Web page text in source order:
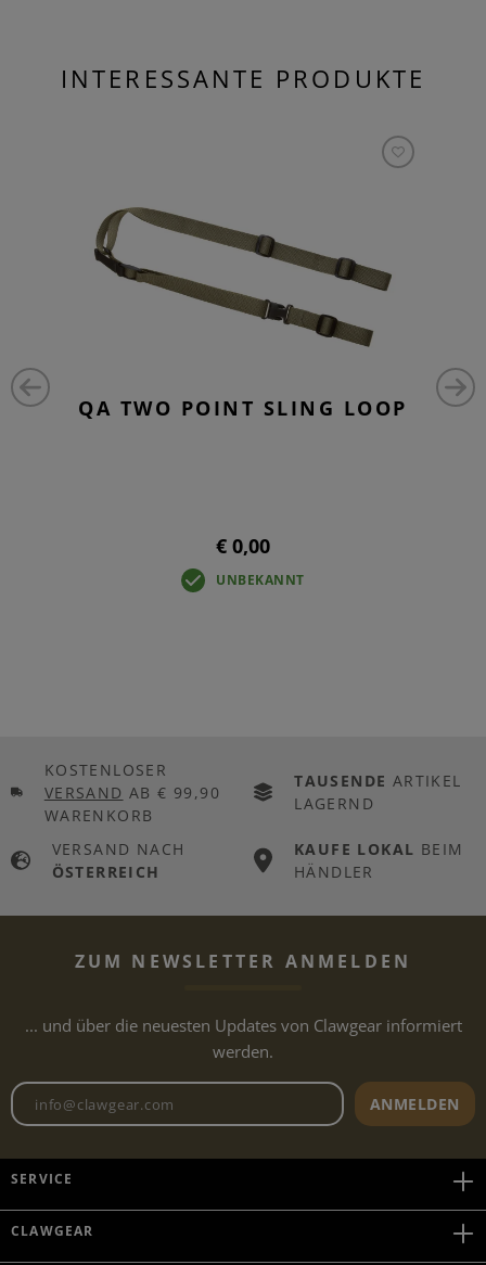
INTERESSANTE PRODUKTE
QA TWO POINT SLING LOOP
€ 0,00
UNBEKANNT
KOSTENLOSER
VERSAND AB € 99,90
WARENKORB
TAUSENDE ARTIKEL
LAGERND
VERSAND NACH
ÖSTERREICH
KAUFE LOKAL BEIM
HÄNDLER
ZUM NEWSLETTER ANMELDEN
... und über die neuesten Updates von Clawgear informiert
werden.
Newsletter E-Mail-Adresse
ANMELDEN
SERVICE
CLAWGEAR